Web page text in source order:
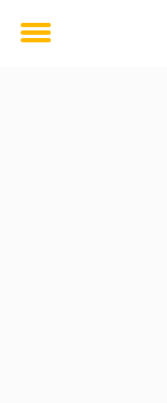
Toggle